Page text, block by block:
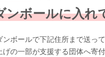
ンボールに入れ
ボールで下記住所まで送って
の一部が支援する団体へ寄付